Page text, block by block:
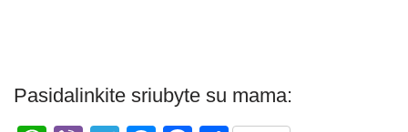
Pasidalinkite sriubyte su mama: